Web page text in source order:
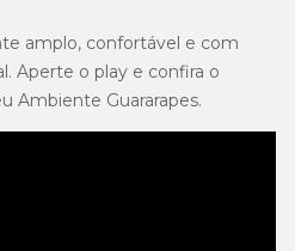
amplo, confortável e com
Aperte o play e confira o
Ambiente Guararapes.